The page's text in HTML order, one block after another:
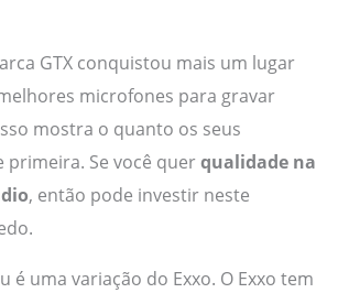
GTX conquistou mais um lugar
microfones para gravar
mostra o quanto os seus
primeira. Se você querqualidade na
, então pode investir neste
é uma variação do Exxo. O Exxo tem